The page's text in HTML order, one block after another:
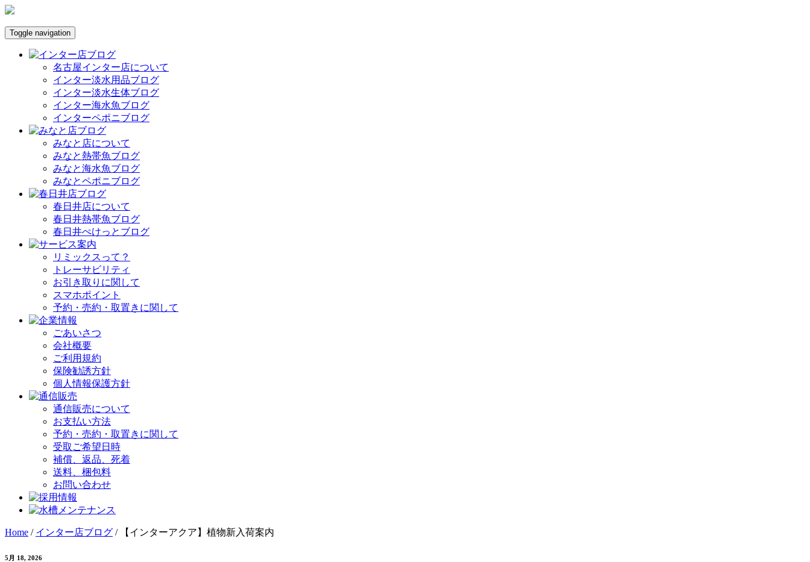
Toggle navigation
名古屋インター店について
インター淡水用品ブログ
インター淡水生体ブログ
インター海水魚ブログ
インターペポニブログ
みなと店について
みなと熱帯魚ブログ
みなと海水魚ブログ
みなとペポニブログ
春日井店について
春日井熱帯魚ブログ
春日井ぺけっとブログ
リミックスって？
トレーサビリティ
お引き取りに関して
スマホポイント
予約・売約・取置きに関して
ごあいさつ
会社概要
ご利用規約
保険勧誘方針
個人情報保護方針
通信販売について
お支払い方法
予約・売約・取置きに関して
受取ご希望日時
補償、返品、死着
送料、梱包料
お問い合わせ
Home / インター店ブログ / 【インターアクア】植物新入荷案内
5月 18, 2026